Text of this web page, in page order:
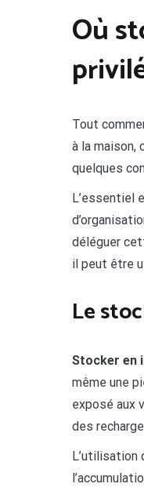
Où
Tout
à la maison,
quelques
L’essentiel
déléguer
il peut être
Le
Stocker en
même une
exposé aux
des
L’utilisation